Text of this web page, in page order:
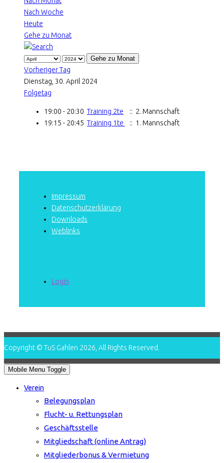
Nach Woche
Heute
Gehe zu Monat
Gehe zu Monat
Vorheriger Tag
Dienstag, 30. April 2024
Folgetag
19:00 - 20:30 Training 2te
:: 2. Mannschaft
19:15 - 20:45 Training 1te :: 1. Mannschaft
Impressum
Datenschutzerklärung
Downloads
Weblinks
Login
Copyright © TuS Gahlen 2026, All Rights Reserved.
Mobile Menu Toggle
Verein
Belegungsplan
Flucht- u. Rettungsplan
Geschäftsstelle
Mitgliedschaft (online Antrag)
Mitgliederbonus & Vermietung